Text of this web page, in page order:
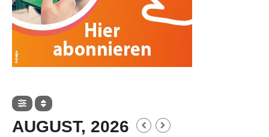
AUGUST, 2026